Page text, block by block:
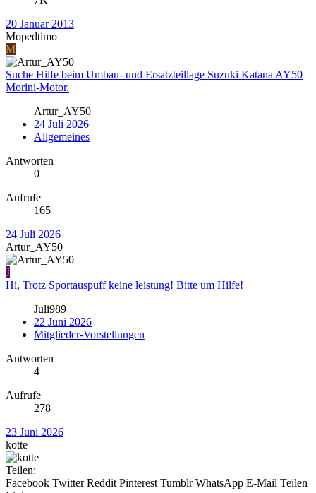
20 Januar 2013
Mopedtimo
M
Suche Hilfe beim Umbau- und Ersatzteillage Suzuki Katana AY50
Morini-Motor.
Artur_AY50
24 Juli 2026
Allgemeines
Antworten
0
Aufrufe
165
24 Juli 2026
Artur_AY50
J
Hi, Trotz Sportauspuff keine leistung! Bitte um Hilfe!
Juli989
22 Juni 2026
Mitglieder-Vorstellungen
Antworten
4
Aufrufe
278
23 Juni 2026
kotte
Teilen:
Facebook Twitter Reddit Pinterest Tumblr WhatsApp E-Mail Teilen